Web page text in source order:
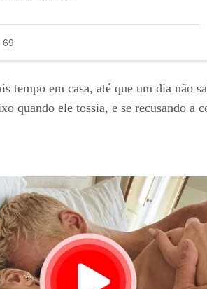
tempo em casa, até que um dia não
quando ele tossia, e se recusando a